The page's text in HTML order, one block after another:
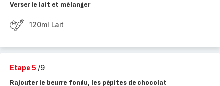
Verser le lait et mélanger
120ml Lait
Etape 5 /9
Rajouter le beurre fondu, les pépites de chocolat